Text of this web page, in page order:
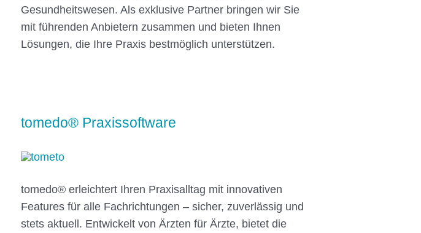
Gesundheitswesen. Als exklusive Partner bringen wir Sie
mit führenden Anbietern zusammen und bieten Ihnen
Lösungen, die Ihre Praxis bestmöglich unterstützen.
tomedo® Praxissoftware
tomedo® erleichtert Ihren Praxisalltag mit innovativen
Features für alle Fachrichtungen – sicher, zuverlässig und
stets aktuell. Entwickelt von Ärzten für Ärzte, bietet die